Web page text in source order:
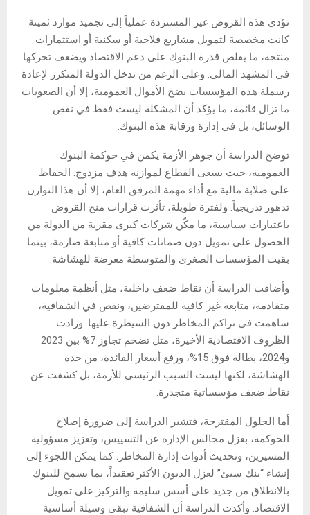
تؤدي هذه القروض غير المستردة عملياً إلى تجميد موارد ثمينة
كانت مخصصة لتمويل مشاريع فلاحية أو سكنية أو استثمارات
منتجة، ما يقلص قدرة البنوك على دعم الاقتصاد ويضعف تحركها
في المشهد المالي. وعلى الرغم من تدخل الدولة المتكرر لإعادة
رسملة هذه المؤسسات بضخ الأموال العمومية، إلا أن الصعوبات
ما تزال قائمة، ما يؤكد أن المشكلة ليست فقط في نقص
الوسائل، بل في إدارة ورقابة هذه البنوك.
توضح الدراسة أن جوهر الأزمة يكمن في حوكمة البنوك
العمومية، حيث يسعى القطاع لموازنة هدف مزدوج: الحفاظ
على صلابة مالية مع أداء مهمة المرفق العام، إلا أن هذا التوازن
تدهور تدريجياً. ولفترة طويلة، تأثرت قرارات منح القروض
باعتبارات سياسية، ما مكّن شركات كبرى مقربة من الدولة من
الحصول على تمويل دون ضمانات كافية أو متابعة صارمة، بينما
بقيت المؤسسات الصغرى والمتوسطة معرضة للهشاشة.
وأضافت الدراسة أن نقاط ضعف داخلية، مثل أنظمة معلومات
متقادمة، متابعة غير كافية للمقترضين، ونقص في الشفافية،
ساهمت في تراكم المخاطر دون السيطرة عليها. وزادت
الظروف الاقتصادية الأخيرة، مثل تضخم تجاوز 7% بين 2023
و2024، بطالة فوق 15%، ورفع أسعار الفائدة، من حدة
الهشاشة، لكنها ليست السبب الرئيسي للأزمة، بل كشفت عن
نقاط ضعف مؤسساتية متجذرة.
أما الحلول المقترحة، فتشير الدراسة إلى ضرورة إصلاح
الحوكمة، بعزل مجالس الإدارة عن التسييس، وتعزيز مسؤولية
المسيرين، وتحديث أدوات إدارة المخاطر. كما يمكن اللجوء إلى
إنشاء “بنك سيئ” لعزل الديون الأكثر تعقيداً، بما يسمح للبنوك
بالانطلاق من جديد على أسس سليمة والتركيز على تمويل
الاقتصاد. وأكدت الدراسة أن الشفافية تبقى وسيلة أساسية